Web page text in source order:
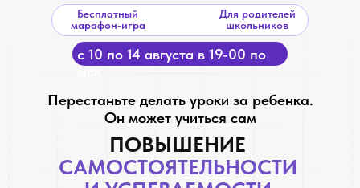
ПОВЫШЕНИЕ
САМОСТОЯТЕЛЬНОСТИ
Бесплатный
марафон-игра
Перестаньте делать уроки за ребенка.
Он может учиться сам
Для родителей
школьников
с 10 по 14 августа в 19-00 по
мск